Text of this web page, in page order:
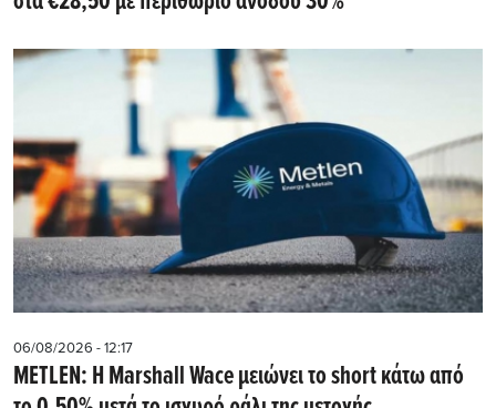
06/08/2026 - 12:17
METLEN: Η Marshall Wace μειώνει το short κάτω από